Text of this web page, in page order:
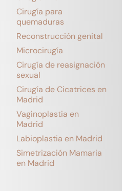
Cirugía para
quemaduras
Reconstrucción genital
Microcirugía
Cirugía de reasignación
sexual
Cirugía de Cicatrices en
Madrid
Vaginoplastia en
Madrid
Labioplastia en Madrid
Simetrización Mamaria
en Madrid